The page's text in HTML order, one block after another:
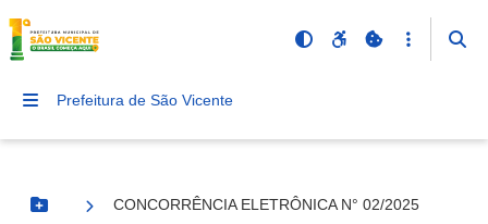
Prefeitura de São Vicente
Botão Menu
CONCORRÊNCIA ELETRÔNICA N° 02/2025